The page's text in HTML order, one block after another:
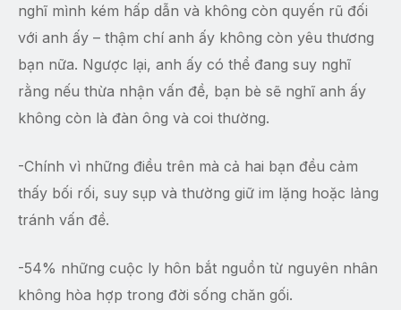
nghĩ mình kém hấp dẫn và không còn quyến rũ đối
với anh ấy – thậm chí anh ấy không còn yêu thương
bạn nữa. Ngược lại, anh ấy có thể đang suy nghĩ
rằng nếu thừa nhận vấn đề, bạn bè sẽ nghĩ anh ấy
không còn là đàn ông và coi thường.
-Chính vì những điều trên mà cả hai bạn đều cảm
thấy bối rối, suy sụp và thường giữ im lặng hoặc lảng
tránh vấn đề.
-54% những cuộc ly hôn bắt nguồn từ nguyên nhân
không hòa hợp trong đời sống chăn gối.